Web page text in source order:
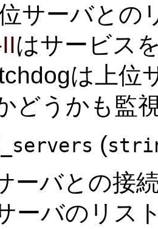
サーバとの
はサービス
は上位
どうかも監
(
ーバとの接
ーバのリス